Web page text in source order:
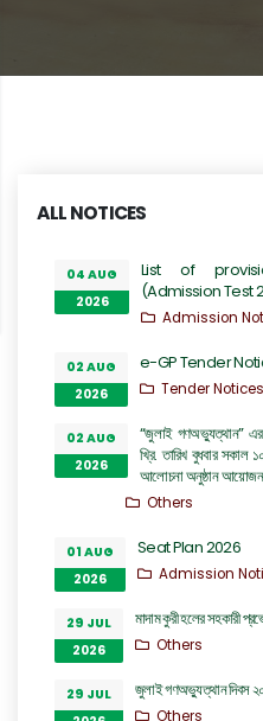
ALL NOTICES
04 AUG
2026
List of
(Admission Test
Admission
02 AUG
2026
e-GP Tender
Tender Notices
02 AUG
2026
“জুলাই গণঅভ্যুত্থান”
খ্রি. তারিখ বুধবার সকাল
আলোচনা অনুষ্ঠান
Others
01 AUG
2026
Seat Plan 2026
Admission
29 JUL
2026
মাদাম কুরী হলের সহকারী
Others
29 JUL
জুলাই গণঅভ্যুত্থান দিবস
Others